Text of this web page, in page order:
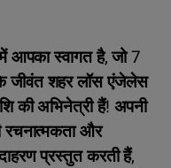
आपका स्वागत है, जो 7
जीवंत शहर लॉस एंजेलेस
की अभिनेत्री हैं! अपनी
रचनात्मकता और
प्रस्तुत करती हैं,